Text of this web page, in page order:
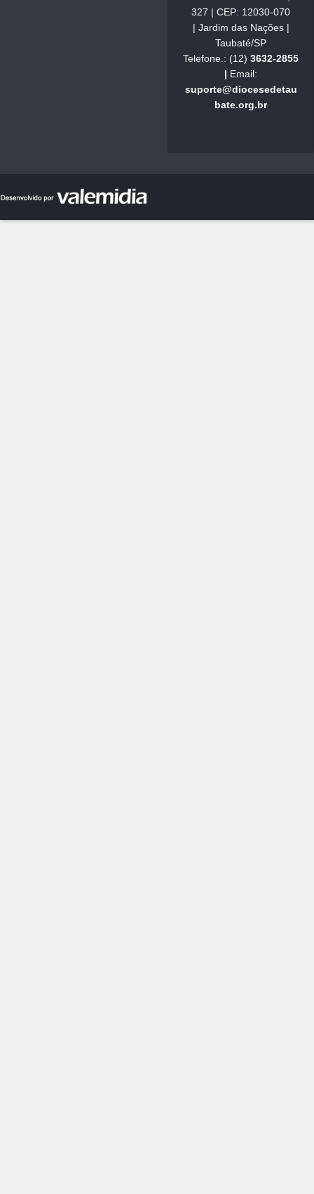
327 | CEP: 12030-070
| Jardim das Nações |
Taubaté/SP
Telefone.: (12) 3632-2855
| Email:
suporte@diocesedetau
bate.org.br